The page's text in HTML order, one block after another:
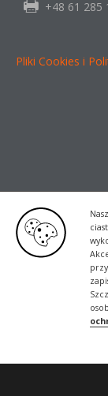
+48 61 285
Pliki Cookies i